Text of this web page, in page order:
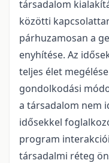
társadalom
közötti
párhuzamosan a
enyhítése. Az
teljes élet
gondolkodási
a társadalom nem
idősekkel
program
társadalmi réteg